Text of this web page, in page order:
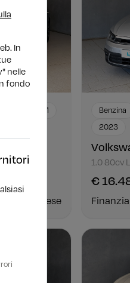
31.224 KM
Move
€ 262/mese
Benzina
2023
1.0 80cv
€
In
nelle
fondo